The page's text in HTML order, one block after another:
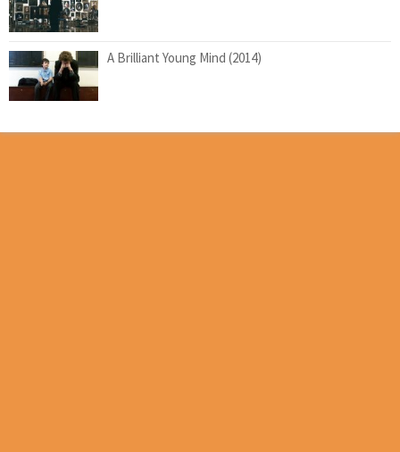
A Brilliant Young Mind (2014)